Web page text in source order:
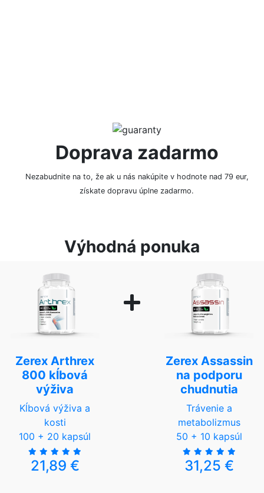
Doprava zadarmo
Nezabudnite na to, že ak u nás nakúpite v hodnote nad 79 eur,
získate dopravu úplne zadarmo.
Výhodná ponuka
Zerex Arthrex
800 kĺbová
výživa
Kĺbová výživa a
kosti
100 + 20 kapsúl
21,89 €
Zerex Assassin
na podporu
chudnutia
Trávenie a
metabolizmus
50 + 10 kapsúl
31,25 €